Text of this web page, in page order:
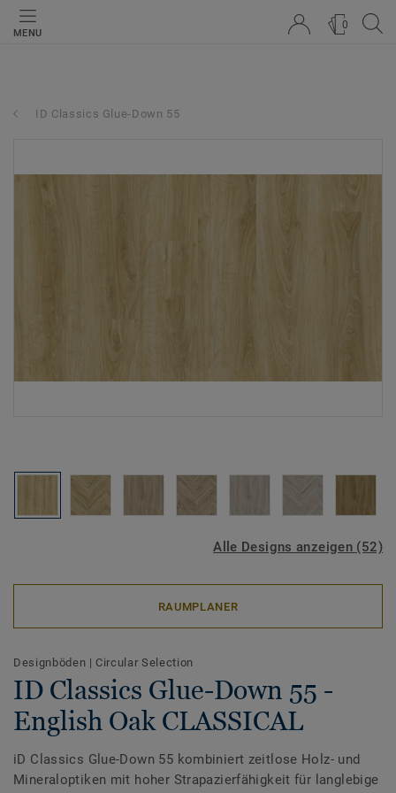
MENU
0
ID Classics Glue-Down 55
Alle Designs anzeigen (52)
RAUMPLANER
Designböden | Circular Selection
ID Classics Glue-Down 55 -
English Oak CLASSICAL
iD Classics Glue-Down 55 kombiniert zeitlose Holz- und
Mineraloptiken mit hoher Strapazierfähigkeit für langlebige